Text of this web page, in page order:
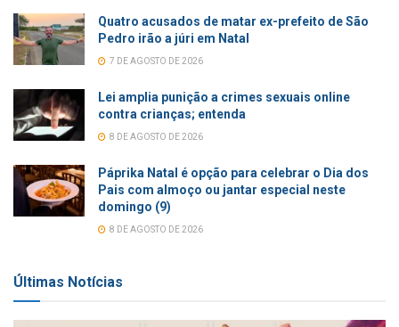
Quatro acusados de matar ex-prefeito de São
Pedro irão a júri em Natal
7 DE AGOSTO DE 2026
Lei amplia punição a crimes sexuais online
contra crianças; entenda
8 DE AGOSTO DE 2026
Páprika Natal é opção para celebrar o Dia dos
Pais com almoço ou jantar especial neste
domingo (9)
8 DE AGOSTO DE 2026
Últimas Notícias